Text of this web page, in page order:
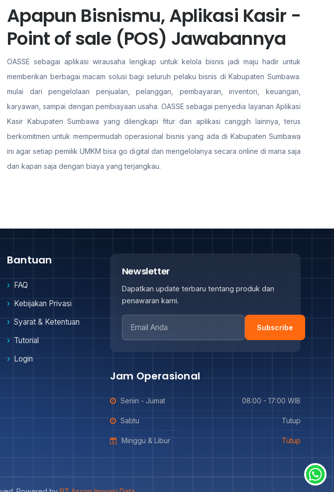
Apapun Bisnismu, Aplikasi Kasir -
Point of sale (POS) Jawabannya
OASSE sebagai aplikasi wirausaha lengkap untuk kelola bisnis jadi maju hadir untuk
memberikan berbagai macam solusi bagi seluruh pelaku bisnis di Kabupaten Sumbawa.
mulai dari pengelolaan penjualan, pelanggan, pembayaran, inventori, keuangan,
karyawan, sampai dengan pembiayaan usaha. OASSE sebagai penyedia layanan Aplikasi
Kasir Kabupaten Sumbawa yang dilengkapi fitur dan aplikasi canggih lainnya, terus
berkomitmen untuk mempermudah operasional bisnis yang ada di Kabupaten Sumbawa
ini agar setiap pemilik UMKM bisa go digital dan mengelolanya secara online di mana saja
dan kapan saja dengan biaya yang terjangkau.
Bantuan
FAQ
Kebijakan Privasi
Syarat & Ketentuan
Tutorial
Login
Newsletter
Dapatkan update terbaru tentang produk dan
penawaran kami.
Subscribe
Jam Operasional
Senin - Jumat 08:00 - 17:00 WIB
Sabtu Tutup
Minggu & Libur Tutup